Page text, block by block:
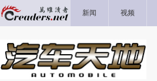
新闻 视频